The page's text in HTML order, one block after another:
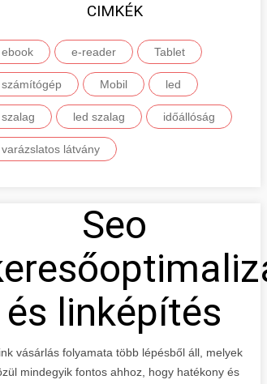
CIMKÉK
ebook e-reader Tablet
számítógép Mobil led
szalag led szalag időállóság
varázslatos látvány
Seo
és linképítés
vásárlás folyamata több lépésből áll, melyek
mindegyik fontos ahhoz, hogy hatékony és